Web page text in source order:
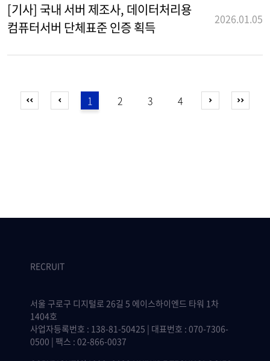
[기사] 국내 서버 제조사, 데이터처리용
컴퓨터서버 단체표준 인증 획득
2026.01.05
1 2 3 4
RECRUIT
서울 구로구 디지털로 26길 5 에이스하이엔드 타워 1차
1404호
사업자등록번호 : 138-81-50425 | 대표번호 : 070-7306-
0500 | 팩스 : 02-866-0037